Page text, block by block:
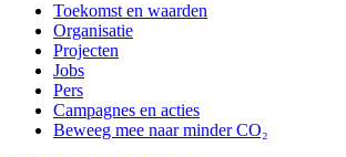
Toekomst en waarden
Organisatie
Projecten
Jobs
Pers
Campagnes en acties
Beweeg mee naar minder CO₂